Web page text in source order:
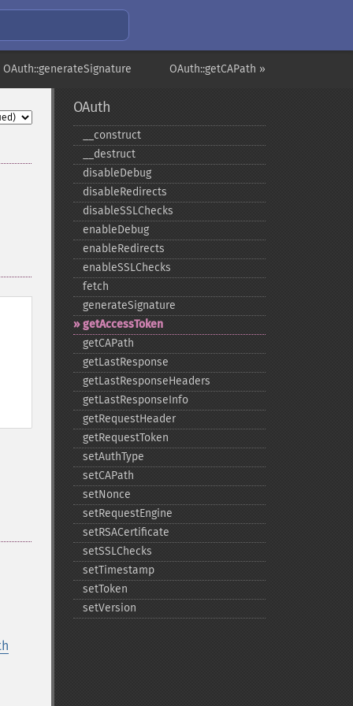
OAuth::getCAPath »
OAuth::generateSignature
OAuth
_​_​construct
_​_​destruct
disableDebug
disableRedirects
disableSSLChecks
enableDebug
enableRedirects
enableSSLChecks
fetch
generateSignature
getAccessToken
getCAPath
getLastResponse
getLastResponseHeaders
getLastResponseInfo
getRequestHeader
getRequestToken
setAuthType
setCAPath
setNonce
setRequestEngine
setRSACertificate
setSSLChecks
setTimestamp
setToken
setVersion